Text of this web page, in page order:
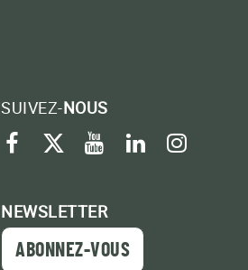
SUIVEZ-NOUS
facebooktwitteryoutubelinkedin
NEWSLETTER
ABONNEZ-VOUS